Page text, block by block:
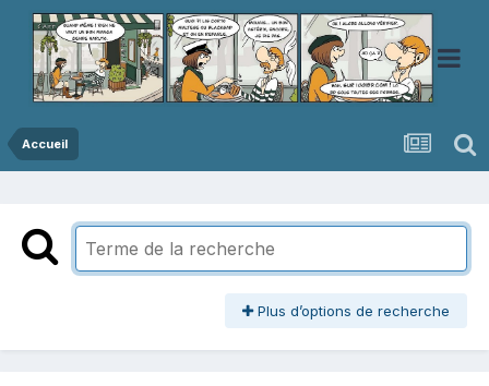
Accueil
Plus d’options de recherche